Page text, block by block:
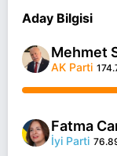
Aday Bilgisi
Mehmet
AK Parti
Fatma
İyi Parti